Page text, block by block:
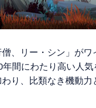
僧、リー・シン」が
年間にわたり高い人
り、比類なき機動